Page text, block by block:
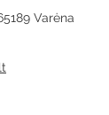
Varėna